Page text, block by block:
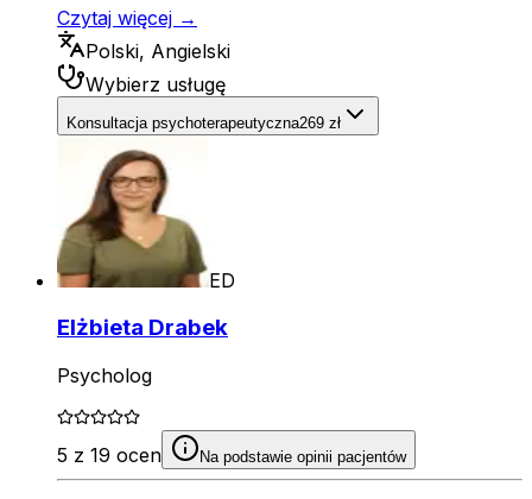
Czytaj więcej →
Polski, Angielski
Wybierz usługę
Konsultacja psychoterapeutyczna269 zł
ED
Elżbieta Drabek
Psycholog
5 z 19 ocen Na podstawie opinii pacjentów